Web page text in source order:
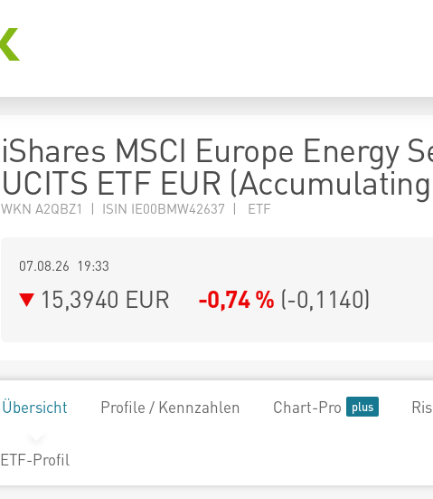
iShares MSCI Europe Energy
UCITS ETF EUR
WKN A2QBZ1 | ISIN IE00BMW42637 | ETF
07.08.26 19:33
15,3940 EUR -0,74 % (-0,1140)
Übersicht Profile / Kennzahlen Chart-Pro
ETF-Profil